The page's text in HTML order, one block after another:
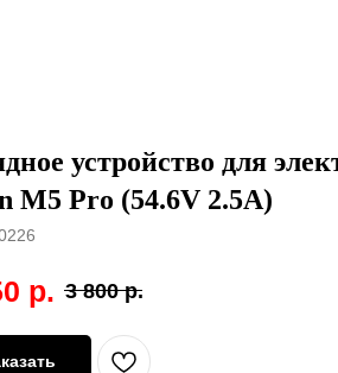
устройство для
M5 Pro (54.6V 2.5A)
р. 3 800 р.